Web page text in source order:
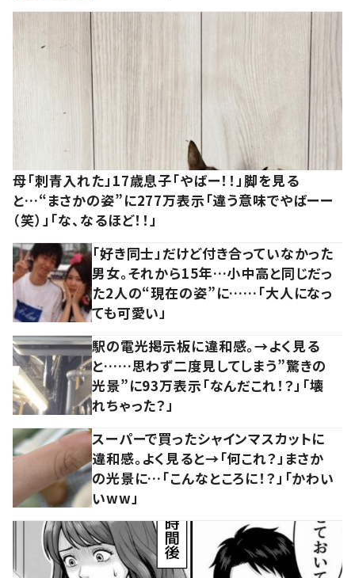
母「刺青入れた」17歳息子「やばー！！」脚を見る
と…“まさかの姿”に277万表示「違う意味でやばーー
（笑）」「な、なるほど！！」
「好き同士」だけど付き合っていなかった
男女。それから15年…小中高と同じだっ
た2人の“現在の姿”に……「大人になっ
ても可愛い」
駅の電光掲示板に違和感。→よく見る
と……思わず二度見してしまう”驚きの
光景”に93万表示「なんだこれ！？」「壊
れちゃった？」
スーパーで買ったシャインマスカットに
違和感。よく見ると→「何これ？」まさか
の光景に…「こんなところに！？」「かわい
いww」